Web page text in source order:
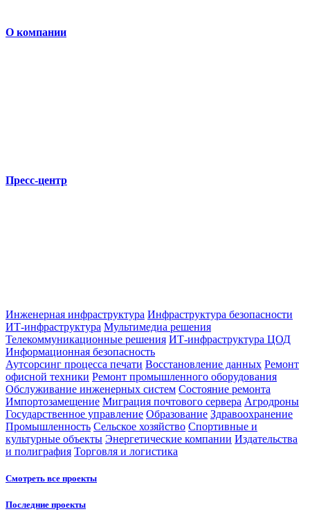
О компании
Пресс-центр
Инженерная инфраструктура Инфраструктура безопасности
ИТ-инфраструктура Мультимедиа решения
Телекоммуникационные решения ИТ-инфраструктура ЦОД
Информационная безопасность
Аутсорсинг процесса печати Восстановление данных Ремонт
офисной техники Ремонт промышленного оборудования
Обслуживание инженерных систем Состояние ремонта
Импортозамещение Миграция почтового сервера Агродроны
Государственное управление Образование Здравоохранение
Промышленность Сельское хозяйство Спортивные и
культурные объекты Энергетические компании Издательства
и полиграфия Торговля и логистика
Смотреть все проекты
Последние проекты